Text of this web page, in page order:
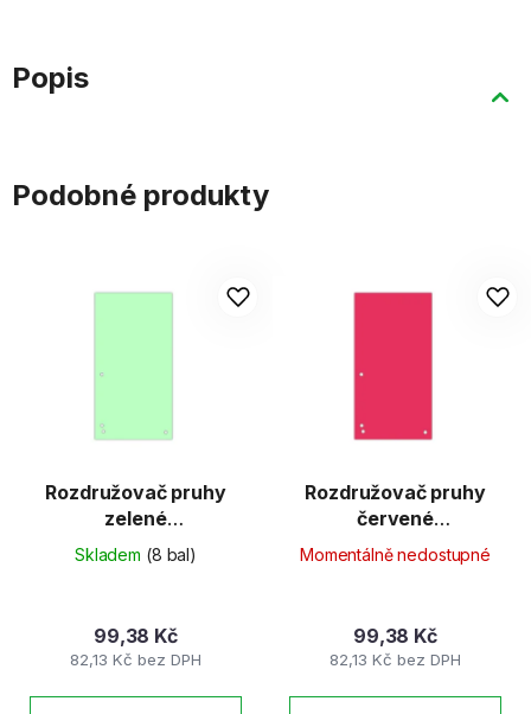
Popis
Podobné produkty
Rozdružovač pruhy
zelené
100ks/240x105mm
Skladem (8 bal)
82,13 Kč bez DPH
99,38 Kč
Rozdružovač pruhy
červené
100ks/240x105mm
Momentálně nedostupné
82,13 Kč bez DPH
99,38 Kč